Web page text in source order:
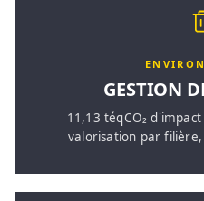
GESTION
11,13 téqCO₂
valorisation par